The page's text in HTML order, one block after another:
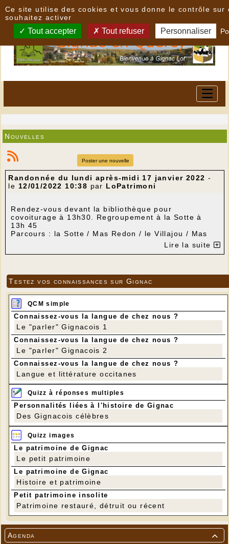

Agenda
Nouvelles
Poster une nouvelle
Randonnée du lundi après-midi 17 janvier 2022 -
le 12/01/2022 10:38 par LoPatrimoni
Rendez-vous devant la bibliothèque pour
covoiturage à 13h30. Regroupement à la Sotte à
13h 45
Parcours : la Sotte / Mas Redon / le Villajou / Mas
celle-ci sera dégustée à la Sotte, sur la table
installée par la mairie.
Apportez votre gobelet.
Lire la suite
Testez vos connaissances sur Gignac
QCM simple
Connaissez-vous la langue de chez nous ?
Le "parler" Gignacois 1
Connaissez-vous la langue de chez nous ?
Le "parler" Gignacois 2
Connaissez-vous la langue de chez nous ?
Langue et littérature occitanes
Quizz à réponses multiples
Personnalités liées à l'histoire de Gignac
Des Gignacois célèbres
Quizz images
Le patrimoine de Gignac
Le petit patrimoine
Le patrimoine de Gignac
Histoire et patrimoine
Petit patrimoine insolite
Patrimoine restauré, détruit ou récent
Ce site utilise des cookies et vous donne le contrôle sur
souhaitez activer
Tout accepter Tout refuser Personnaliser